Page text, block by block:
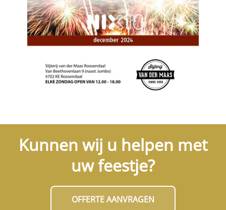
Kunnen wij u helpen met
uw feestje?
OFFERTE AANVRAGEN